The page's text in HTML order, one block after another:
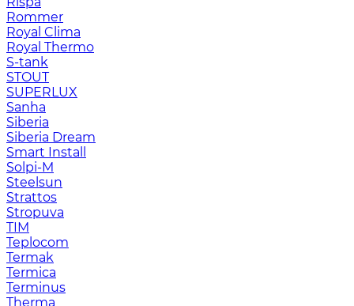
Rommer
Royal Clima
Royal Thermo
S-tank
STOUT
SUPERLUX
Sanha
Siberia
Siberia Dream
Smart Install
Solpi-M
Steelsun
Strattos
Stropuva
TIM
Teplocom
Termak
Termica
Terminus
Therma